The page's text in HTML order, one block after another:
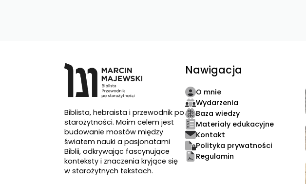
Biblista, hebraista i przewodnik po
starożytności. Moim celem jest
budowanie mostów między
światem nauki a pasjonatami
Biblii, odkrywając fascynujące
konteksty i znaczenia kryjące się
w starożytnych tekstach.
Nawigacja
O mnie
Wydarzenia
Baza wiedzy
Materiały edukacyjne
Kontakt
Polityka prywatności
Regulamin